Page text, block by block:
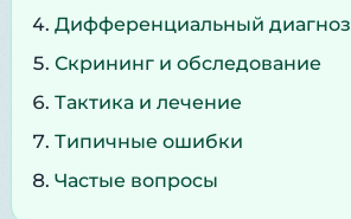
Дифференциальный диагноз
Скрининг и обследование
Тактика и лечение
Типичные ошибки
Частые вопросы